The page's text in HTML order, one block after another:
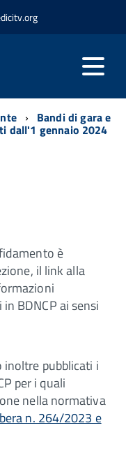
Bandi di gara e
dall'1 gennaio 2024
è
il link alla
BDNCP ai sensi
inoltre pubblicati i
per i quali
nella normativa
n. 264/2023 e